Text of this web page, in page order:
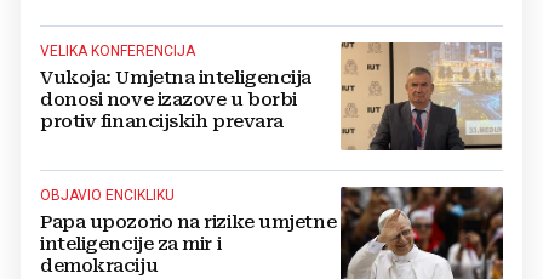
VELIKA KONFERENCIJA
Vukoja: Umjetna inteligencija
donosi nove izazove u borbi
protiv financijskih prevara
OBJAVIO ENCIKLIKU
Papa upozorio na rizike umjetne
inteligencije za mir i
demokraciju